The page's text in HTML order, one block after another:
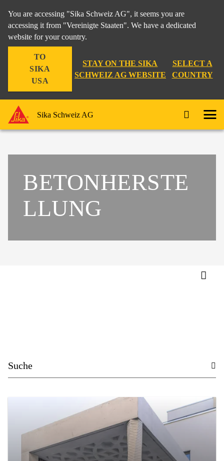
You are accessing "Sika Schweiz AG", it seems you are
accessing it from "Vereinigte Staaten". We have a dedicated
website for your country.
TO
SIKA
USA
STAY ON THE SIKA
SCHWEIZ AG WEBSITE
SELECT A
COUNTRY
Sika Schweiz AG
BETONHERSTE
LLUNG